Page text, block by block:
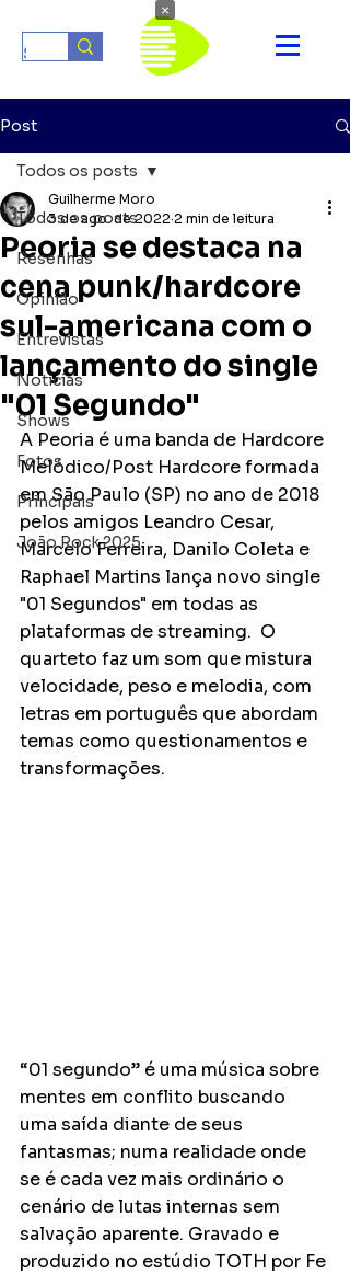
Post
Todos os posts
Resenhas
Opinião
Entrevistas
Notícias
Shows
Fotos
Principais
João Rock 2025
Todos os posts
Peoria se destaca na
cena punk/hardcore
sul-americana com o
lançamento do single
"01 Segundo"
Guilherme Moro
3 de ago. de 2022 2 min de leitura
A Peoria é uma banda de Hardcore
Melódico/Post Hardcore formada
em São Paulo (SP) no ano de 2018
pelos amigos Leandro Cesar,
Marcelo Ferreira, Danilo Coleta e
Raphael Martins lança novo single
"01 Segundos" em todas as
plataformas de streaming.  O
quarteto faz um som que mistura
velocidade, peso e melodia, com
letras em português que abordam
temas como questionamentos e
transformações.
“01 segundo” é uma música sobre
mentes em conflito buscando
uma saída diante de seus
fantasmas; numa realidade onde
se é cada vez mais ordinário o
cenário de lutas internas sem
salvação aparente. Gravado e
produzido no estúdio TOTH por Fe
×